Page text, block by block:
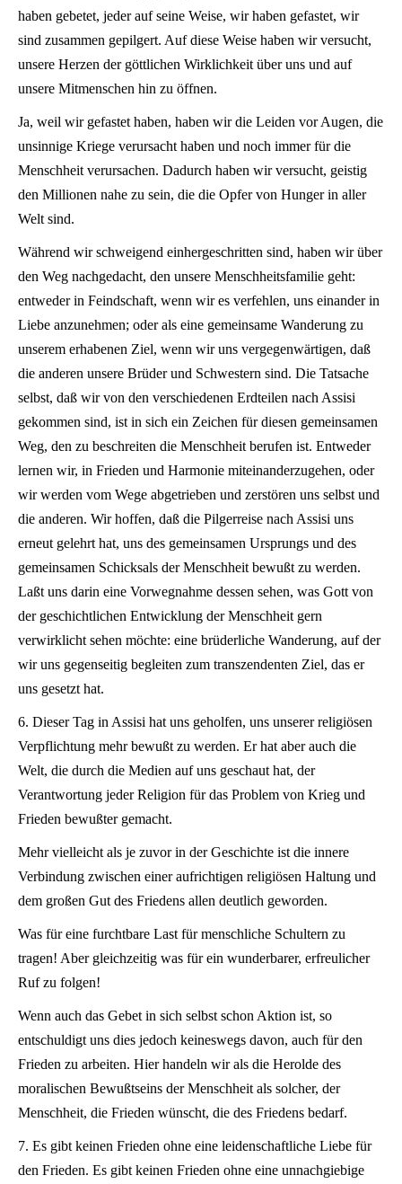
haben gebetet, jeder auf seine Weise, wir haben gefastet, wir
sind zusammen gepilgert. Auf diese Weise haben wir versucht,
unsere Herzen der göttlichen Wirklichkeit über uns und auf
unsere Mitmenschen hin zu öffnen.
Ja, weil wir gefastet haben, haben wir die Leiden vor Augen, die
unsinnige Kriege verursacht haben und noch immer für die
Menschheit verursachen. Dadurch haben wir versucht, geistig
den Millionen nahe zu sein, die die Opfer von Hunger in aller
Welt sind.
Während wir schweigend einhergeschritten sind, haben wir über
den Weg nachgedacht, den unsere Menschheitsfamilie geht:
entweder in Feindschaft, wenn wir es verfehlen, uns einander in
Liebe anzunehmen; oder als eine gemeinsame Wanderung zu
unserem erhabenen Ziel, wenn wir uns vergegenwärtigen, daß
die anderen unsere Brüder und Schwestern sind. Die Tatsache
selbst, daß wir von den verschiedenen Erdteilen nach Assisi
gekommen sind, ist in sich ein Zeichen für diesen gemeinsamen
Weg, den zu beschreiten die Menschheit berufen ist. Entweder
lernen wir, in Frieden und Harmonie miteinanderzugehen, oder
wir werden vom Wege abgetrieben und zerstören uns selbst und
die anderen. Wir hoffen, daß die Pilgerreise nach Assisi uns
erneut gelehrt hat, uns des gemeinsamen Ursprungs und des
gemeinsamen Schicksals der Menschheit bewußt zu werden.
Laßt uns darin eine Vorwegnahme dessen sehen, was Gott von
der geschichtlichen Entwicklung der Menschheit gern
verwirklicht sehen möchte: eine brüderliche Wanderung, auf der
wir uns gegenseitig begleiten zum transzendenten Ziel, das er
uns gesetzt hat.
6. Dieser Tag in Assisi hat uns geholfen, uns unserer religiösen
Verpflichtung mehr bewußt zu werden. Er hat aber auch die
Welt, die durch die Medien auf uns geschaut hat, der
Verantwortung jeder Religion für das Problem von Krieg und
Frieden bewußter gemacht.
Mehr vielleicht als je zuvor in der Geschichte ist die innere
Verbindung zwischen einer aufrichtigen religiösen Haltung und
dem großen Gut des Friedens allen deutlich geworden.
Was für eine furchtbare Last für menschliche Schultern zu
tragen! Aber gleichzeitig was für ein wunderbarer, erfreulicher
Ruf zu folgen!
Wenn auch das Gebet in sich selbst schon Aktion ist, so
entschuldigt uns dies jedoch keineswegs davon, auch für den
Frieden zu arbeiten. Hier handeln wir als die Herolde des
moralischen Bewußtseins der Menschheit als solcher, der
Menschheit, die Frieden wünscht, die des Friedens bedarf.
7. Es gibt keinen Frieden ohne eine leidenschaftliche Liebe für
den Frieden. Es gibt keinen Frieden ohne eine unnachgiebige